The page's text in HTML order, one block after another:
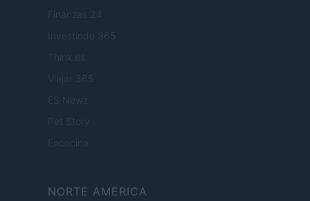
Finanzas 24
Investindo 365
Think.es
Viajar 365
ES Newz
Pet Story
Encocina
NORTE AMERICA